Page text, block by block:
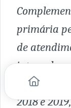
primária
de
integral e
processo
2018 e